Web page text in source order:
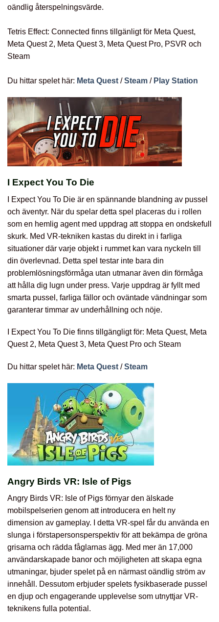
oändlig återspelningsvärde.
Tetris Effect: Connected finns tillgänligt för Meta Quest,
Meta Quest 2, Meta Quest 3, Meta Quest Pro, PSVR och
Steam
Du hittar spelet här: Meta Quest / Steam / Play Station
I Expect You To Die
I Expect You To Die är en spännande blandning av pussel
och äventyr. När du spelar detta spel placeras du i rollen
som en hemlig agent med uppdrag att stoppa en ondskefull
skurk. Med VR-tekniken kastas du direkt in i farliga
situationer där varje objekt i rummet kan vara nyckeln till
din överlevnad. Detta spel testar inte bara din
problemlösningsförmåga utan utmanar även din förmåga
att hålla dig lugn under press. Varje uppdrag är fyllt med
smarta pussel, farliga fällor och oväntade vändningar som
garanterar timmar av underhållning och nöje.
I Expect You To Die finns tillgängligt för: Meta Quest, Meta
Quest 2, Meta Quest 3, Meta Quest Pro och Steam
Du hittar spelet här: Meta Quest /Steam
Angry Birds VR: Isle of Pigs
Angry Birds VR: Isle of Pigs förnyar den älskade
mobilspelserien genom att introducera en helt ny
dimension av gameplay. I detta VR-spel får du använda en
slunga i förstapersonsperspektiv för att bekämpa de gröna
grisarna och rädda fåglarnas ägg. Med mer än 17,000
användarskapade banor och möjligheten att skapa egna
utmaningar, bjuder spelet på en närmast oändlig ström av
innehåll. Dessutom erbjuder spelets fysikbaserade pussel
en djup och engagerande upplevelse som utnyttjar VR-
teknikens fulla potential.